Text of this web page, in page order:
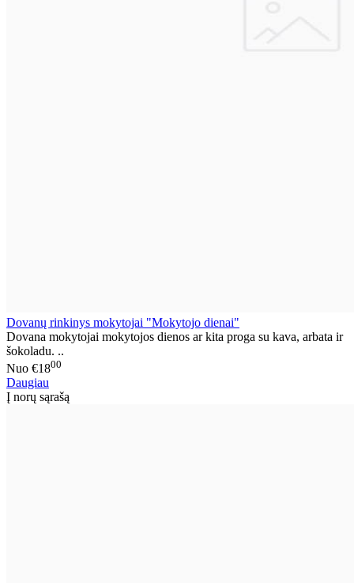
Dovanų rinkinys mokytojai "Mokytojo dienai"
Dovana mokytojai mokytojos dienos ar kita proga su kava, arbata ir
šokoladu. ..
Nuo €1800
Daugiau
Į norų sąrašą